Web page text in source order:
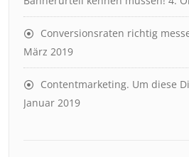
Conversionsraten richtig
März 2019
Contentmarketing. Um diese
Januar 2019